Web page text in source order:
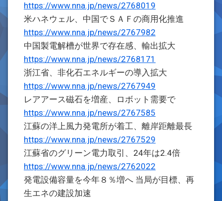
https://www.nna.jp/news/2768019
米ハネウェル、中国でＳＡＦの商用化推進
https://www.nna.jp/news/2767982
中国製電解槽が世界で存在感、輸出拡大
https://www.nna.jp/news/2768171
浙江省、非化石エネルギーの導入拡大
https://www.nna.jp/news/2767949
レアアース磁石を増産、ロボット需要で
https://www.nna.jp/news/2767585
江蘇の洋上風力発電所が着工、離岸距離最長
https://www.nna.jp/news/2767529
江蘇省のグリーン電力取引、24年は2.4倍
https://www.nna.jp/news/2762022
発電設備容量を今年８％増へ 当局が目標、再
生エネの建設加速